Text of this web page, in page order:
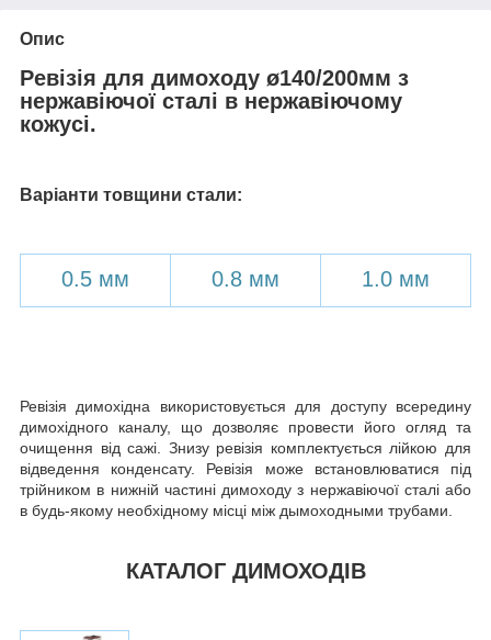
Опис
Ревізія для димоходу ø140/200мм з
нержавіючої сталі в нержавіючому
кожусі.
Варіанти товщини стали:
0.5 мм 0.8 мм 1.0 мм
Ревізія димохідна використовується для доступу всередину
димохідного каналу, що дозволяє провести його огляд та
очищення від сажі. Знизу ревізія комплектується лійкою для
відведення конденсату. Ревізія може встановлюватися під
трійником в нижній частині димоходу з нержавіючої сталі або
в будь-якому необхідному місці між дымоходными трубами.
КАТАЛОГ ДИМОХОДІВ